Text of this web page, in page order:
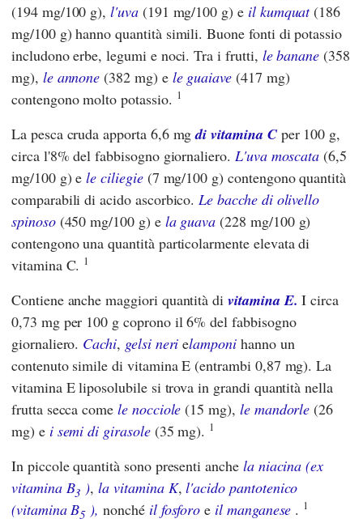
(194 mg/100 g),l'uva(191 mg/100 g) e il kumquat(186
mg/100 g) hanno quantità simili. Buone fonti di potassio
includono erbe, legumi e noci. Tra i frutti, le banane (358
mg), le annone (382 mg) e le guaiave (417 mg)
contengono molto potassio. 1
La pesca cruda apporta 6,6 mgdi vitamina Cper 100 g,
circa l'8% del fabbisogno giornaliero. L'uva moscata (6,5
mg/100 g) ele ciliegie(7 mg/100 g) contengono quantità
comparabili di acido ascorbico.Le bacche di olivello
spinoso(450 mg/100 g) e la guava (228 mg/100 g)
contengono una quantità particolarmente elevata di
vitamina C. 1
Contiene anche maggiori quantità divitamina E. I circa
0,73 mg per 100 g coprono il 6% del fabbisogno
giornaliero. Cachi, gelsi neri elamponihanno un
contenuto simile di vitamina E (entrambi 0,87 mg). La
vitamina E liposolubile si trova in grandi quantità nella
frutta secca comele nocciole (15 mg), le mandorle (26
mg) e i semi di girasole(35 mg). 1
In piccole quantità sono presenti anche la niacina (ex
vitamina B3 ),la vitamina K,l'acido pantotenico
(vitamina B5 ), nonché il fosforo e il manganese . 1